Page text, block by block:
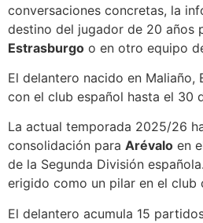
conversaciones concretas, la
destino del jugador de 20 años
Estrasburgo o en otro equipo
El delantero nacido en Maliaño,
con el club español hasta el 30
La actual temporada 2025/26
consolidación para Arévalo en
de la Segunda División
erigido como un pilar en el club
El delantero acumula 15